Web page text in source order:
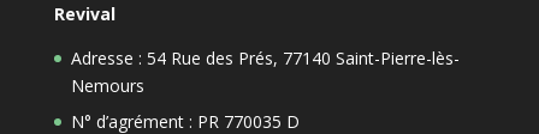
Revival
Adresse : 54 Rue des Prés, 77140 Saint-Pierre-lès-
Nemours
N° d’agrément : PR 770035 D